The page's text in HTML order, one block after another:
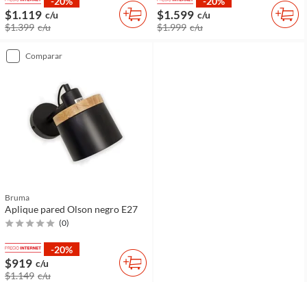
$1.119 c/u
$1.399 c/u
$1.599 c/u
$1.999 c/u
comparar
Bruma
Aplique pared Olson negro E27
(0)
-20%
$919 c/u
$1.149 c/u